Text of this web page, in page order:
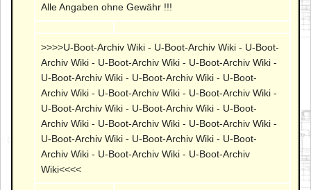
Alle Angaben ohne Gewähr !!!
>>>>U-Boot-Archiv Wiki - U-Boot-Archiv Wiki - U-Boot-
Archiv Wiki - U-Boot-Archiv Wiki - U-Boot-Archiv Wiki -
U-Boot-Archiv Wiki - U-Boot-Archiv Wiki - U-Boot-
Archiv Wiki - U-Boot-Archiv Wiki - U-Boot-Archiv Wiki -
U-Boot-Archiv Wiki - U-Boot-Archiv Wiki - U-Boot-
Archiv Wiki - U-Boot-Archiv Wiki - U-Boot-Archiv Wiki -
U-Boot-Archiv Wiki - U-Boot-Archiv Wiki - U-Boot-
Archiv Wiki - U-Boot-Archiv Wiki - U-Boot-Archiv
Wiki<<<<